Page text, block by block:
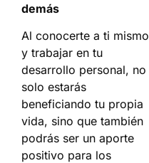
demás
Al conocerte a ti mismo
y trabajar en tu
desarrollo personal, no
solo estarás
beneficiando tu propia
vida, sino que también
podrás ser un aporte
positivo para los